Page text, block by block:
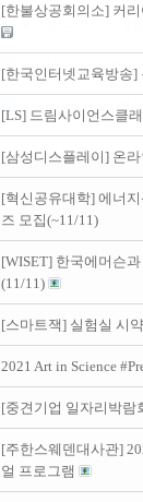
[한불상공회의소] 커
[한국인터넷교육방송]
[LS] 드림사이언스클
[삼성디스플레이] 온
[혁신공유대학] 에너
즈 모집(~11/11)
[WISET] 한국에머슨
(11/11)
[스마트잭] 실험실 시
2021 Art in Science
[중견기업 일자리박람
[주한스웨덴대사관]
얼 프로그램